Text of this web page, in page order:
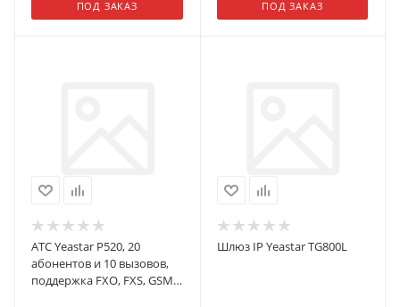
ПОД ЗАКАЗ ПОД ЗАКАЗ
АТС Yeastar P520, 20
абонентов и 10 вызовов,
поддержка FXO, FXS, GSM,
Шлюз IP Yeastar TG800L